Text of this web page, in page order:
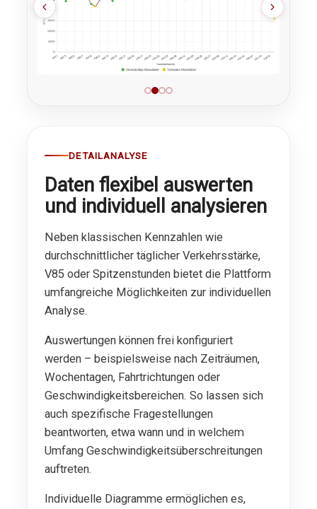
DETAILANALYSE
Daten flexibel auswerten
und individuell analysieren
Neben klassischen Kennzahlen wie
durchschnittlicher täglicher Verkehrsstärke,
V85 oder Spitzenstunden bietet die Plattform
umfangreiche Möglichkeiten zur individuellen
Analyse.
Auswertungen können frei konfiguriert
werden – beispielsweise nach Zeiträumen,
Wochentagen, Fahrtrichtungen oder
Geschwindigkeitsbereichen. So lassen sich
auch spezifische Fragestellungen
beantworten, etwa wann und in welchem
Umfang Geschwindigkeitsüberschreitungen
auftreten.
Individuelle Diagramme ermöglichen es,